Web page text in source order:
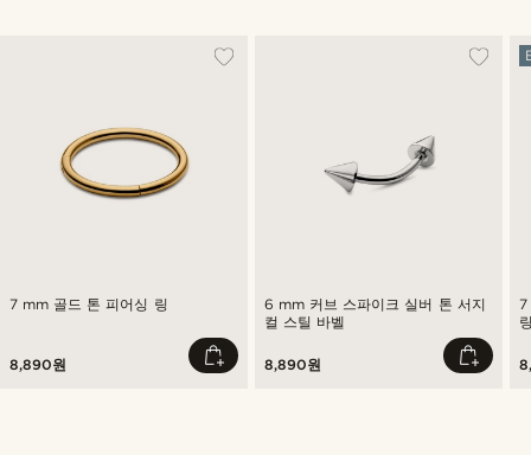
7 mm 골드 톤 피어싱 링
8,890원
6 mm 커브 스파이크 실버 톤 서지
컬 스틸 바벨
8,890원